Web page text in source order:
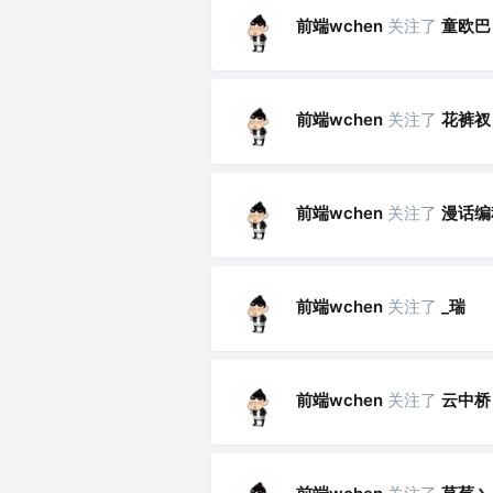
前端wchen 关注了 童欧巴
前端wchen 关注了 花裤衩
前端wchen 关注了 漫话
前端wchen 关注了 _瑞
前端wchen 关注了 云中桥